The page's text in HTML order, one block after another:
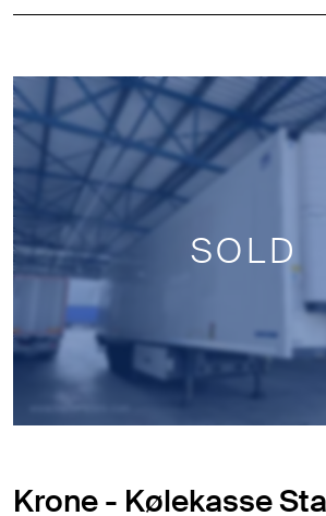
SOLD
Krone - Kølekasse